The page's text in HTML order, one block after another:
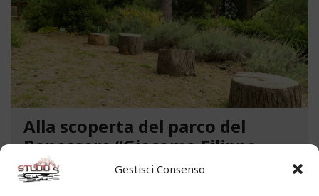
Gestisci Consenso
Alla scoperta del parco del
Benessere “Giacomo Filippo
Novaro” a Costarainera